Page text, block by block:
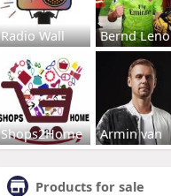
Radio Wall Bernd Leno
Shops2Home Armin van
Products for sale